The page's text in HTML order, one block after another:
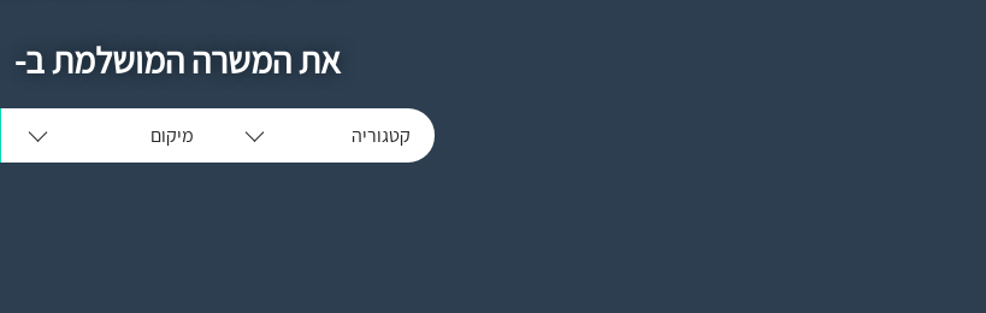
את המשרה המושלמת ב-
קטגוריה מיקום